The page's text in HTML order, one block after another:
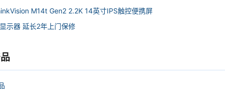
M14t Gen2 2.2K 14英寸IPS触控便携屏
示器 延长2年上门保修